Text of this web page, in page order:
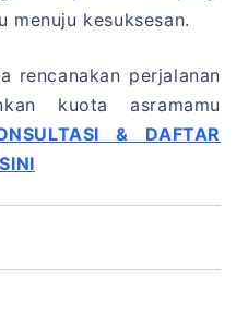
menuju kesuksesan.
rencanakan perjalanan
kuota asramamu
& DAFTAR